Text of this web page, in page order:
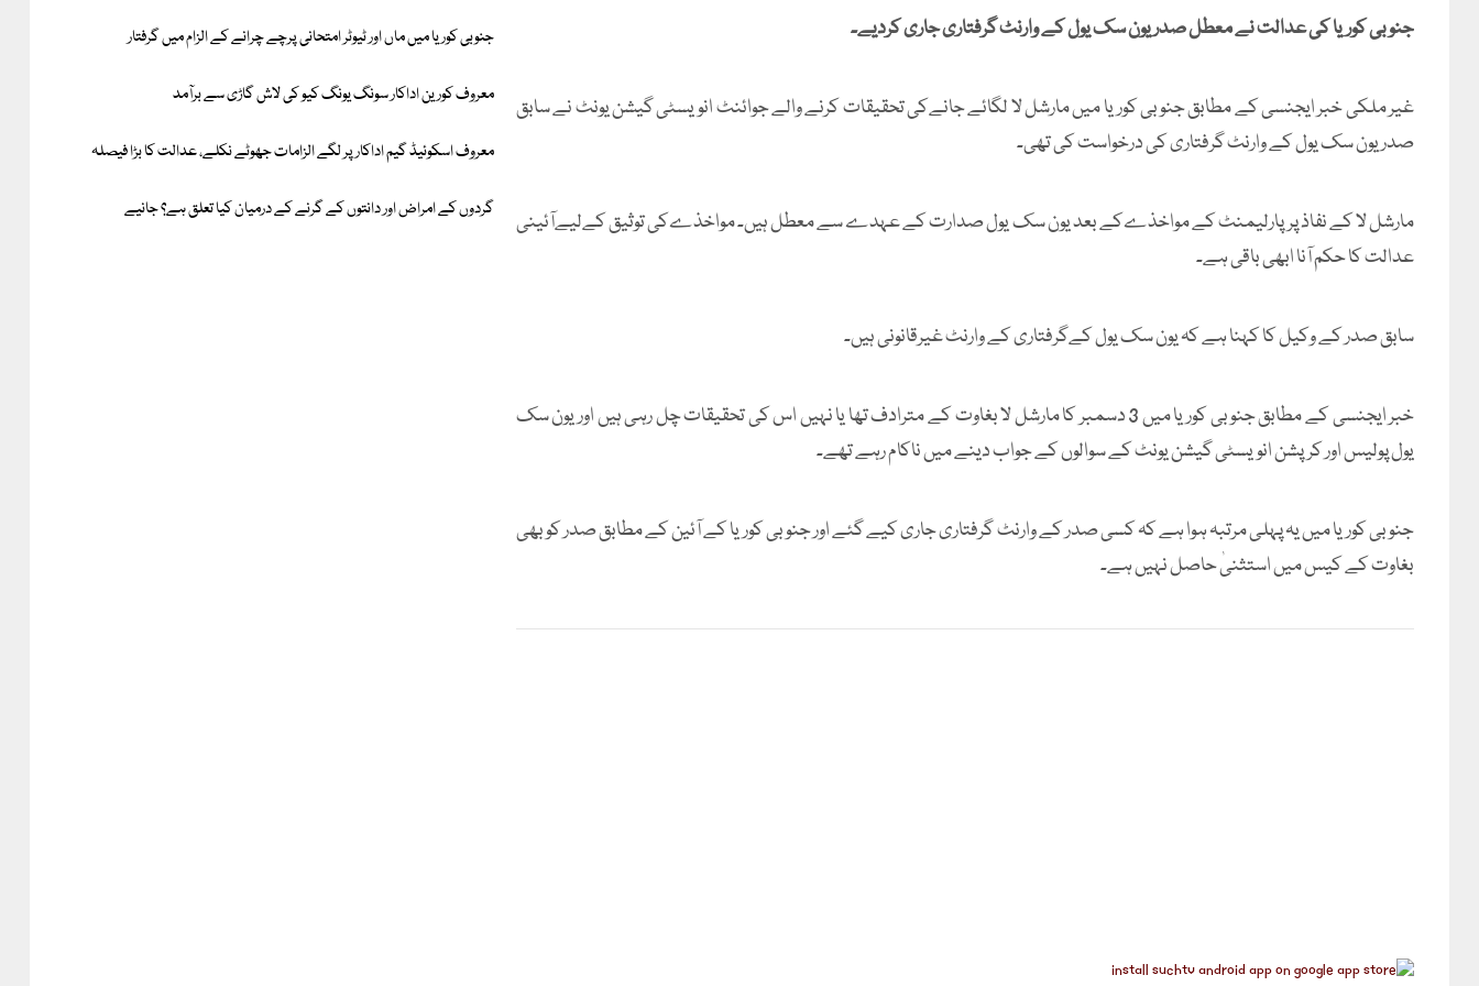
جنوبی کوریا کی عدالت نے معطل صدر یون سک یول کے وارنٹ گرفتاری جاری کردیے۔
غیر ملکی خبر ایجنسی کے مطابق جنوبی کوریا میں مارشل لا لگائے جانےکی تحقیقات کرنے والے جوائنٹ انویسٹی گیشن یونٹ نے سابق
صدر یون سک یول کے وارنٹ گرفتاری کی درخواست کی تھی۔
مارشل لا کے نفاذ پرپارلیمنٹ کے مواخذےکے بعد یون سک یول صدارت کے عہدے سے معطل ہیں۔ مواخذےکی توثیق کےلیےآئینی
عدالت کا حکم آنا ابھی باقی ہے۔
سابق صدر کے وکیل کا کہنا ہے کہ یون سک یول کےگرفتاری کے وارنٹ غیرقانونی ہیں۔
خبر ایجنسی کے مطابق جنوبی کوریا میں 3 دسمبر کا مارشل لا بغاوت کے مترادف تھا یا نہیں اس کی تحقیقات چل رہی ہیں اور یون سک
یول پولیس اور کرپشن انویسٹی گیشن یونٹ کے سوالوں کے جواب دینے میں ناکام رہے تھے۔
جنوبی کوریا میں یہ پہلی مرتبہ ہوا ہے کہ کسی صدر کے وارنٹ گرفتاری جاری کیے گئے اور جنوبی کوریا کے آئین کے مطابق صدر کو بھی
بغاوت کے کیس میں استثنیٰ حاصل نہیں ہے۔
جنوبی کوریا میں ماں اور ٹیوٹر امتحانی پرچے چرانے کے الزام میں گرفتار
معروف کورین اداکار سونگ یونگ کیو کی لاش گاڑی سے برآمد
معروف اسکوئیڈ گیم اداکار پر لگے الزامات جھوٹے نکلے، عدالت کا بڑا فیصلہ
گردوں کے امراض اور دانتوں کے گرنے کے درمیان کیا تعلق ہے؟ جانیے